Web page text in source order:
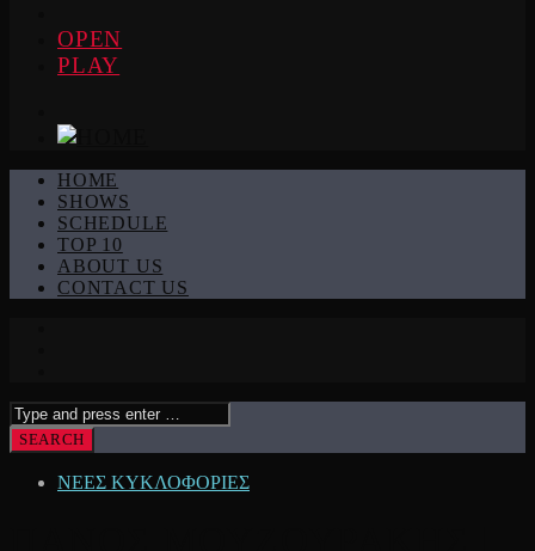
OPEN
PLAY
HOME
SHOWS
SCHEDULE
TOP 10
ABOUT US
CONTACT US
ΝΕΕΣ ΚΥΚΛΟΦΟΡΙΕΣ